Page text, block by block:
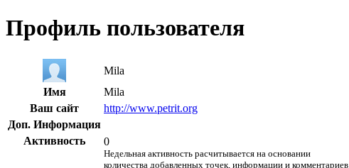
Профиль пользователя
Mila
Имя
Mila
Ваш сайт
http://www.petrit.org
Доп. Информация
Активность
0
Недельная активность расчитывается на основании
количества добавленных точек, информации и комментариев